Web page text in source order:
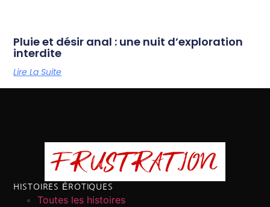
Pluie et désir anal : une nuit d’exploration
interdite
Lire La Suite
HISTOIRES ÉROTIQUES
Toutes les histoires